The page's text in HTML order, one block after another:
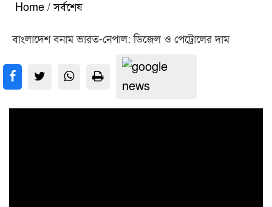
Home / সর্বশেষ
বাংলাদেশ বনাম ভারত-নেপাল: ডিজেল ও পেট্রোলের দাম